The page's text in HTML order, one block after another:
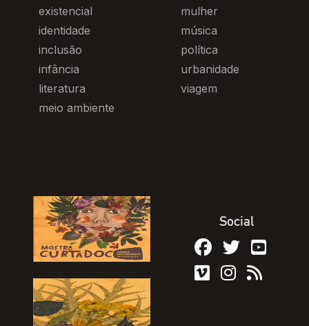
existencial
identidade
inclusão
infância
literatura
meio ambiente
mulher
música
política
urbanidade
viagem
Social